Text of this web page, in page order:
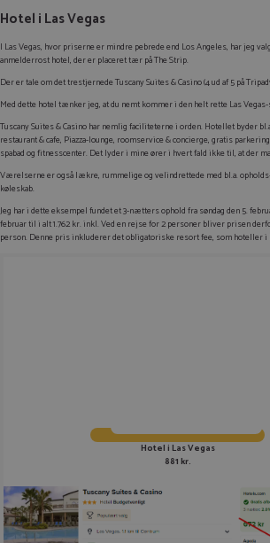
Hotel i Las Vegas
I Las Vegas, hvor priserne er mindre pebrede end Los Angeles, har jeg
anmelderrost hotel, der er placeret tær påThe Strip.
Der er tale om det trestjernede Tuscany Suites & Casino (4 ud af 5 på
Med dette hotel tænker jeg, at du nemt kommer i den helt rette Las
Tuscany Suites & Casino har nemlig faciliteterne i orden. Hotellet byder
restaurant & cafe, Piazza-lounge, roomservice & concierge, gratis
spabad og fitnesscenter. Det lyder i mine ører i hvert fald ikke til, at der
Værelserne er også lækre, rummelige og velindrettede med bl.a.
køleskab.
Jeg har i dette eksempel fundet et 3-nætters ophold fra søndag den 5.
februar til i alt 1.762 kr. inkl. Ved en rejse for 2 personer bliver prisen
person. Denne pris inkluderer det obligatoriske resort fee, som hoteller
Hotel i Las Vegas
881 kr.